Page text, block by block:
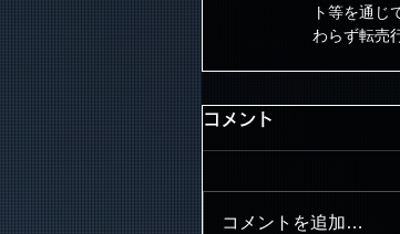
ト等を通じ
わらず転売
コメント
コメントを追加…